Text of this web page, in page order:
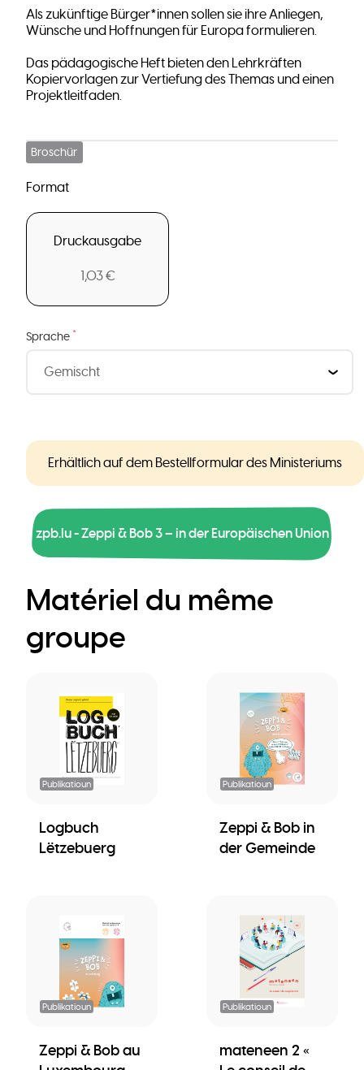
Als zukünftige Bürger*innen sollen sie ihre Anliegen,
Wünsche und Hoffnungen für Europa formulieren.
Das pädagogische Heft bieten den Lehrkräften
Kopiervorlagen zur Vertiefung des Themas und einen
Projektleitfaden.
Broschür
Format
Druckausgabe
1,03 €
Sprache *
Erhältlich auf dem Bestellformular des Ministeriums
zpb.lu - Zeppi & Bob 3 – in der Europäischen Union
Matériel du même
groupe
Publikatioun
Logbuch
Lëtzebuerg
Publikatioun
Zeppi & Bob in
der Gemeinde
Publikatioun
Zeppi & Bob au
Publikatioun
mateneen 2 «